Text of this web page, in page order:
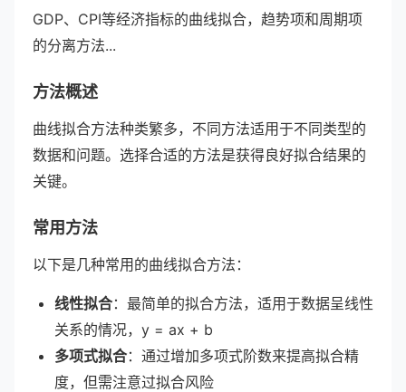
GDP、CPI等经济指标的曲线拟合，趋势项和周期项
的分离方法...
方法概述
曲线拟合方法种类繁多，不同方法适用于不同类型的
数据和问题。选择合适的方法是获得良好拟合结果的
关键。
常用方法
以下是几种常用的曲线拟合方法：
线性拟合：最简单的拟合方法，适用于数据呈线性
关系的情况，y = ax + b
多项式拟合：通过增加多项式阶数来提高拟合精
度，但需注意过拟合风险